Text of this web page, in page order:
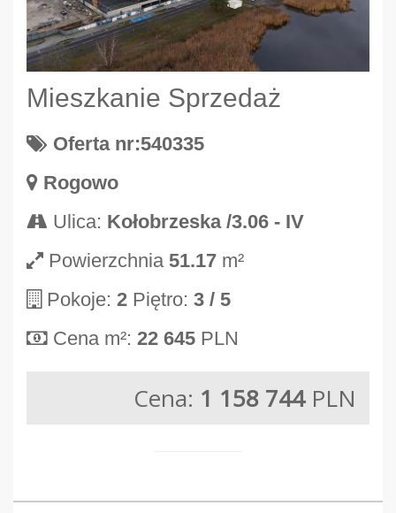
Mieszkanie Sprzedaż
Oferta nr:540335
Rogowo
Ulica: Kołobrzeska /3.06 - IV
Powierzchnia 51.17 m²
Pokoje: 2 Piętro: 3 / 5
Cena m²: 22 645 PLN
Cena: 1 158 744PLN